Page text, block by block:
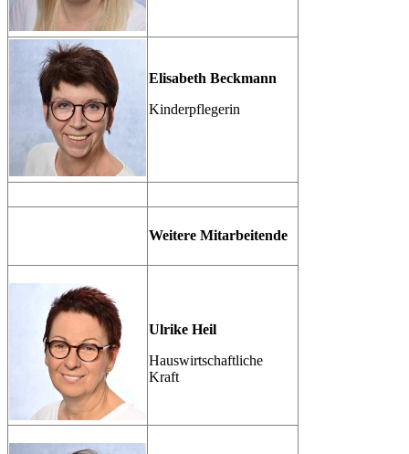
Elisabeth Beckmann
Kinderpflegerin
Weitere Mitarbeitende
Ulrike Heil
Hauswirtschaftliche
Kraft